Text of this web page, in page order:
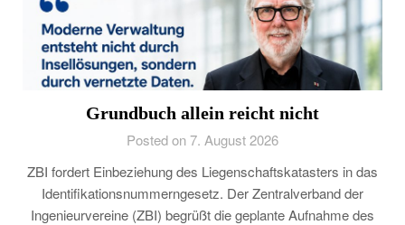
Grundbuch allein reicht nicht
Posted on 7. August 2026
ZBI fordert Einbeziehung des Liegenschaftskatasters in das
Identifikationsnummerngesetz. Der Zentralverband der
Ingenieurvereine (ZBI) begrüßt die geplante Aufnahme des